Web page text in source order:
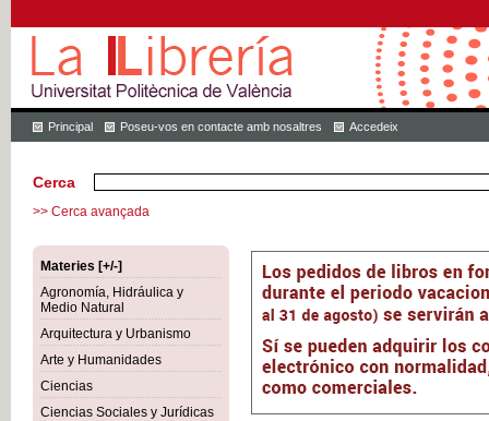
Principal Poseu-vos en contacte amb nosaltres Accedeix
Cerca
>> Cerca avançada
Materies [+/-]
Agronomía, Hidráulica y
Medio Natural
Arquitectura y Urbanismo
Arte y Humanidades
Ciencias
Ciencias Sociales y Jurídicas